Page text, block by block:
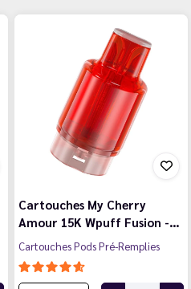
Cartouches My Cherry
Amour 15K Wpuff Fusion -…
Cartouches Pods Pré-Remplies